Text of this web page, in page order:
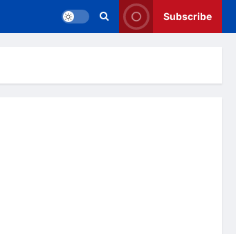
Subscribe